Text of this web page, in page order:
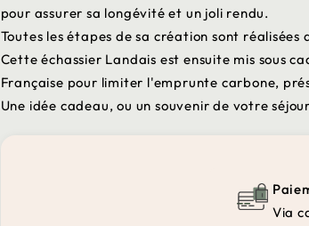
pour assurer sa longévité et un joli rendu.
Toutes les étapes de sa création sont
Cette échassier Landais est ensuite mis sous
Française pour limiter l'emprunte carbone,
Une idée cadeau, ou un souvenir de votre
Via